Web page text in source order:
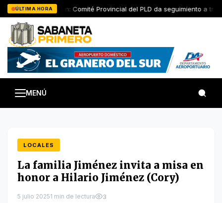
Saltar
al
contenido
ÚLTIMA HORASan Juan: Comité Provincial del PLD da seguimiento a
MENÚ
LOCALES
La familia Jiménez invita a misa en
honor a Hilario Jiménez (Cory)
5 julio 20251 min de lectura 3